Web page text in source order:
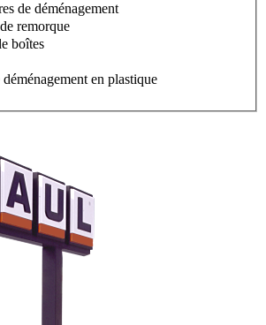
de déménagement
remorque
boîtes
en plastique